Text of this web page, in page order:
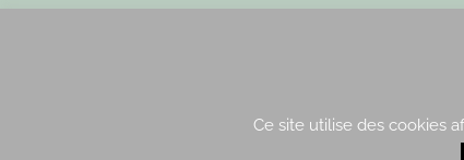
Ce site utilise des cookies